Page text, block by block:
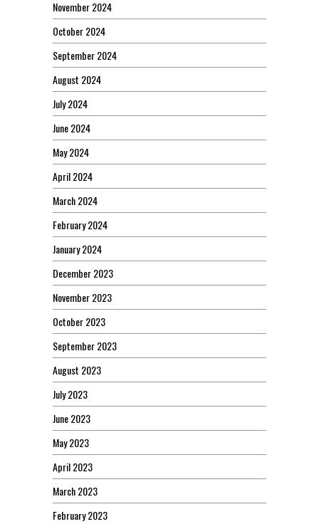
November 2024
October 2024
September 2024
August 2024
July 2024
June 2024
May 2024
April 2024
March 2024
February 2024
January 2024
December 2023
November 2023
October 2023
September 2023
August 2023
July 2023
June 2023
May 2023
April 2023
March 2023
February 2023